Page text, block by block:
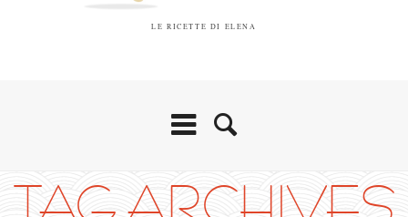
LE RICETTE DI ELENA
TAG ARCHIVES